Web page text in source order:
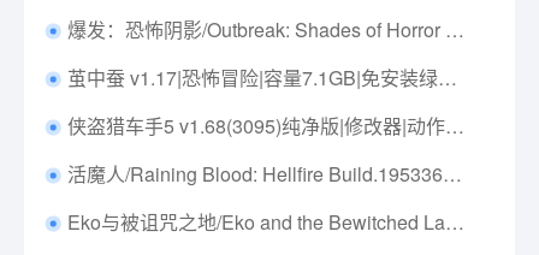
爆发：恐怖阴影/Outbreak: Shades of Horror v1.0.0.16|动作冒险|容量42GB|免安装绿色中文版|支持键盘.鼠标.手柄
茧中蚕 v1.17|恐怖冒险|容量7.1GB|免安装绿色中文版|支持键盘.鼠标
侠盗猎车手5 v1.68(3095)纯净版|修改器|动作冒险|容量111.1GB|免安装绿色中文版|支持键盘.鼠标.手柄
活魔人/Raining Blood: Hellfire Build.19533639|动作冒险|容量2.4G|免安装绿色中文版|支持键盘.鼠标.手柄
Eko与被诅咒之地/Eko and the Bewitched Lands Build.23157642|动作冒险|容量707MB|免安装绿色中文版|支持键盘.鼠标.手柄